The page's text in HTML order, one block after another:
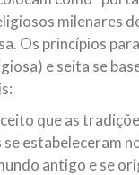
milenares
Os princípios
e seita se
que as
estabeleceram
antigo e se